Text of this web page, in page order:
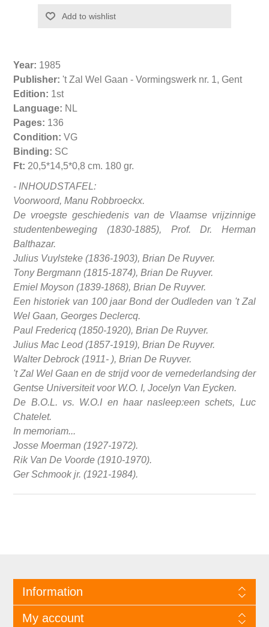
Year: 1985
Publisher: 't Zal Wel Gaan - Vormingswerk nr. 1, Gent
Edition: 1st
Language: NL
Pages: 136
Condition: VG
Binding: SC
Ft: 20,5*14,5*0,8 cm. 180 gr.
- INHOUDSTAFEL:
Voorwoord, Manu Robbroeckx.
De vroegste geschiedenis van de Vlaamse vrijzinnige
studentenbeweging (1830-1885), Prof. Dr. Herman
Balthazar.
Julius Vuylsteke (1836-1903), Brian De Ruyver.
Tony Bergmann (1815-1874), Brian De Ruyver.
Emiel Moyson (1839-1868), Brian De Ruyver.
Een historiek van 100 jaar Bond der Oudleden van 't Zal
Wel Gaan, Georges Declercq.
Paul Fredericq (1850-1920), Brian De Ruyver.
Julius Mac Leod (1857-1919), Brian De Ruyver.
Walter Debrock (1911- ), Brian De Ruyver.
't Zal Wel Gaan en de strijd voor de vernederlandsing der
Gentse Universiteit voor W.O. I, Jocelyn Van Eycken.
De B.O.L. vs. W.O.I en haar nasleep:een schets, Luc
Chatelet.
In memoriam...
Josse Moerman (1927-1972).
Rik Van De Voorde (1910-1970).
Ger Schmook jr. (1921-1984).
Information
My account